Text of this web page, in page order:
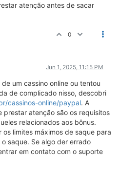
atenção antes de sacar
0
Jun 1, 2025, 11:15 PM
um cassino online ou tentou
de complicado nisso, descobri
cassinos-online/paypal. A
prestar atenção são os requisitos
relacionados aos bônus.
limites máximos de saque para
saque. Se algo der errado
em contato com o suporte